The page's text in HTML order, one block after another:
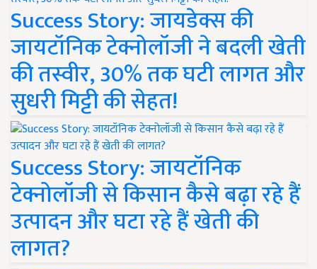
Success Story: जायडेक्स की
जायटॉनिक टेक्नोलॉजी ने बदली खेती
की तस्वीर, 30% तक घटी लागत और
सुधरी मिट्टी की सेहत!
Success Story: जायटॉनिक
टेक्नोलॉजी से किसान कैसे बढ़ा रहे हैं
उत्पादन और घटा रहे हैं खेती की
लागत?